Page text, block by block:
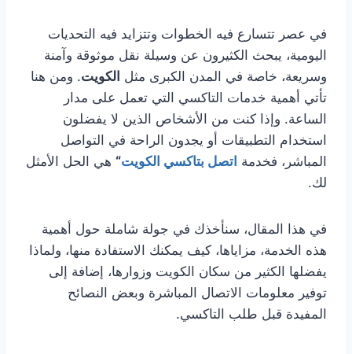
في عصر تتسارع فيه الخطوات وتتزايد فيه التحديات
اليومية، يبحث الكثيرون عن وسيلة نقل موثوقة وآمنة
وسريعة، خاصة في المدن الكبرى مثل الكويت. ومن هنا
تأتي أهمية خدمات التاكسي التي تعمل على مدار
الساعة. وإذا كنت من الأشخاص الذين لا يفضلون
استخدام التطبيقات أو يجدون الراحة في التواصل
المباشر، فخدمة اتصل بتاكسي الكويت“ هي الحل الأمثل
لك.
في هذا المقال، سنأخذك في جولة شاملة حول أهمية
هذه الخدمة، مزاياها، كيف يمكنك الاستفادة منها، ولماذا
يفضلها الكثير من سكان الكويت وزوارها، إضافة إلى
توفير معلومات الاتصال المباشرة وبعض النصائح
المفيدة قبل طلب التاكسي.